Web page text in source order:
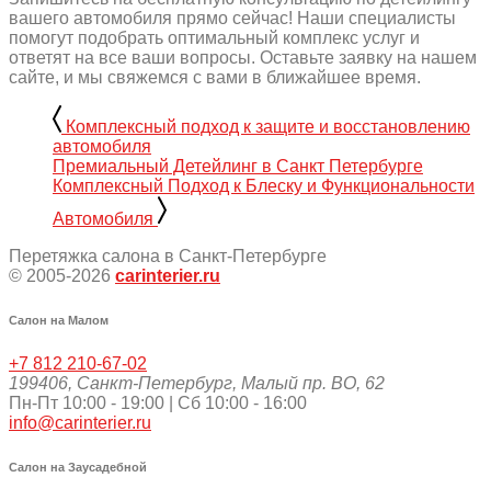
вашего автомобиля прямо сейчас! Наши специалисты
помогут подобрать оптимальный комплекс услуг и
ответят на все ваши вопросы. Оставьте заявку на нашем
сайте, и мы свяжемся с вами в ближайшее время.
Комплексный подход к защите и восстановлению
автомобиля
Премиальный Детейлинг в Санкт Петербурге
Комплексный Подход к Блеску и Функциональности
Автомобиля
Перетяжка салона в Санкт-Петербурге
© 2005-2026 carinterier.ru
Салон на Малом
+7 812 210-67-02
199406, Санкт-Петербург, Малый пр. ВО, 62
Пн-Пт 10:00 - 19:00 | Сб 10:00 - 16:00
info@carinterier.ru
Салон на Заусадебной